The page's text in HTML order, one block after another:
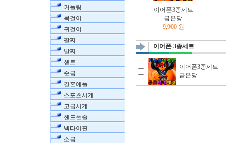
커풀링
목걸이
귀걸이
팔찌
발찌
셑트
순금
결혼예풀
스포츠시계
고급시계
핸드폰줄
넥타이핀
소금
이어폰3종세트
금은당
9,900 원
이어폰 3종세트
이어폰3종세트
금은당